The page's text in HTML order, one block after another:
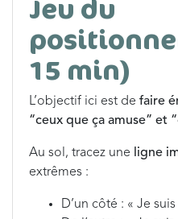
Jeu du
15 min)
L’objectif ici est de faire
“ceux que ça amuse” et
Au sol, tracez une ligne
extrêmes :
D’un côté : « Je